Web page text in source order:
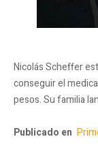
Nicolás Scheffer
conseguir el
pesos. Su familia
Publicado en